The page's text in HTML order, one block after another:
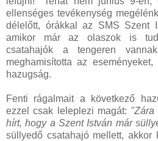
ellenséges tevékenység
délelőtt, órákkal az SMS Szent
amikor már az olaszok is
csatahajók a tengeren
meghamisította az
hazugság.
Fenti rágalmait a következő
ezzel csak leleplezi magát: "Zára
hírt, hogy a Szent István már
süllyedő csatahajó mellett, akkor